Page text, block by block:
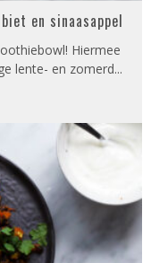
en sinaasappel
Hiermee
lente- en zomerd...